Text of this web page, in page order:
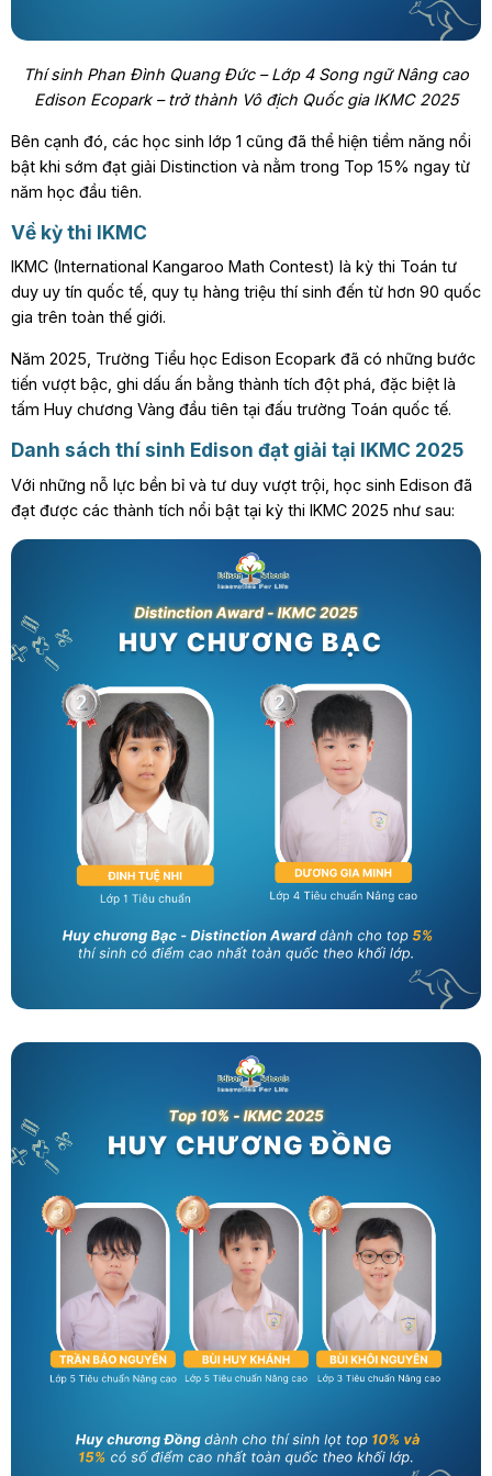
Thí sinh Phan Đình Quang Đức – Lớp 4 Song ngữ Nâng cao
Edison Ecopark – trở thành Vô địch Quốc gia IKMC 2025
Bên cạnh đó, các học sinh lớp 1 cũng đã thể hiện tiềm năng nổi
bật khi sớm đạt giải Distinction và nằm trong Top 15% ngay từ
năm học đầu tiên.
Về kỳ thi IKMC
IKMC (International Kangaroo Math Contest) là kỳ thi Toán tư
duy uy tín quốc tế, quy tụ hàng triệu thí sinh đến từ hơn 90 quốc
gia trên toàn thế giới.
Năm 2025, Trường Tiểu học Edison Ecopark đã có những bước
tiến vượt bậc, ghi dấu ấn bằng thành tích đột phá, đặc biệt là
tấm Huy chương Vàng đầu tiên tại đấu trường Toán quốc tế.
Danh sách thí sinh Edison đạt giải tại IKMC 2025
Với những nỗ lực bền bỉ và tư duy vượt trội, học sinh Edison đã
đạt được các thành tích nổi bật tại kỳ thi IKMC 2025 như sau: